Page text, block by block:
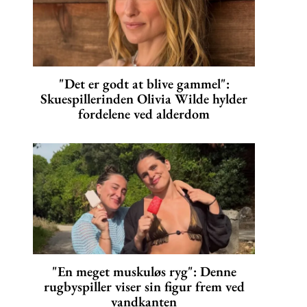
"Det er godt at blive gammel":
Skuespillerinden Olivia Wilde hylder
fordelene ved alderdom
"En meget muskuløs ryg": Denne
rugbyspiller viser sin figur frem ved
vandkanten